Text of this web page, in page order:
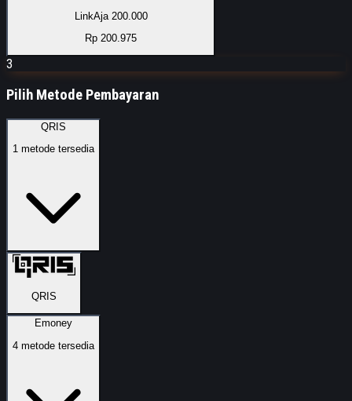
LinkAja 200.000
Rp 200.975
3
Pilih Metode Pembayaran
QRIS
1 metode tersedia
QRIS
Emoney
4 metode tersedia